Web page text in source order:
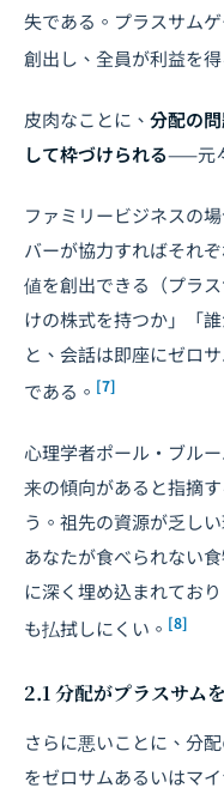
失である。プラスサム
創出し、全員が利益を
皮肉なことに、 分配の
して枠づけられる——元
ファミリービジネスの
バーが協力すればそれ
値を創出できる（プラ
けの株式を持つか」「
と、会話は即座にゼロ
である。 [7]
心理学者ポール・ブル
来の傾向があると指摘
う。祖先の資源が乏し
あなたが食べられない
に深く埋め込まれてお
も払拭しにくい。 [8]
2.1 分配がプラスサム
さらに悪いことに、分
をゼロサムあるいはマ